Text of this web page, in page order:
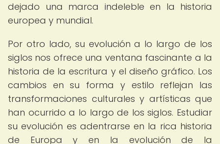
dejado una marca indeleble en la historia
europea y mundial.
Por otro lado, su evolución a lo largo de los
siglos nos ofrece una ventana fascinante a la
historia de la escritura y el diseño gráfico. Los
cambios en su forma y estilo reflejan las
transformaciones culturales y artísticas que
han ocurrido a lo largo de los siglos. Estudiar
su evolución es adentrarse en la rica historia
de Europa y en la evolución de la